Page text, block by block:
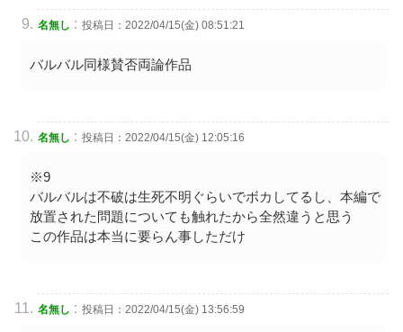
名無し : 投稿日：2022/04/15(金) 08:51:21
バルバル同様賛否両論作品
名無し : 投稿日：2022/04/15(金) 12:05:16
※9
バルバルは不破は生死不明ぐらいでボカしてるし、本編で
放置された問題についても触れたから全然違うと思う
この作品は本当に要らん事しただけ
名無し : 投稿日：2022/04/15(金) 13:56:59